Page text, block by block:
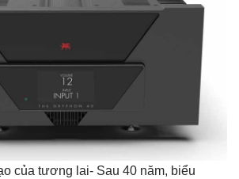
của tương lai- Sau 40 năm, biểu